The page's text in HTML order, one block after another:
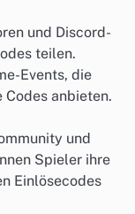
und Discord-
teilen.
Events, die
anbieten.
und
Spieler ihre
Einlösecodes